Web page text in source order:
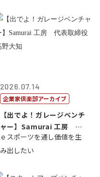
2026.07.14
企業家倶楽部アーカイブ
【出でよ！ガレージベンチ
ャー】Samurai 工房 代
表取締...
ｅスポーツを通し価値を生
み出したい